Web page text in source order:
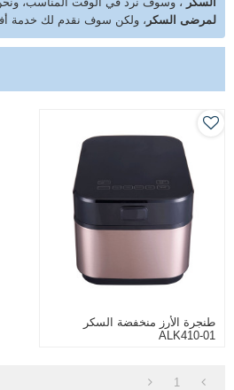
لمرضى السكر ، ولكن سوف نقدم لك خدمة
طنجرة الأرز منخفضة السكر
ALK410-01
1